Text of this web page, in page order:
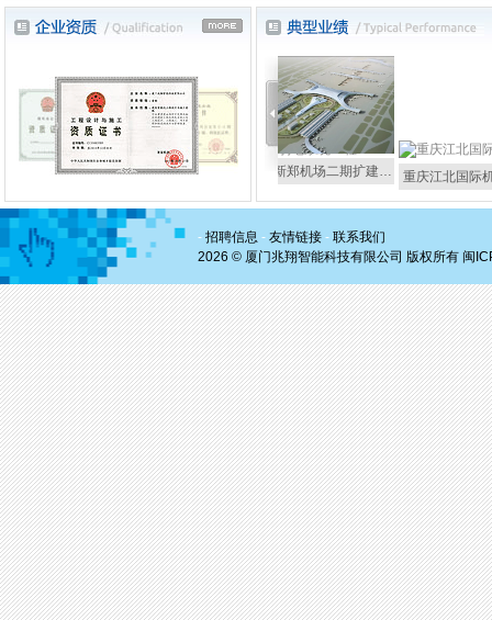
场二期… 成都天府国际机场货运… 郑州新郑机场二期扩建… 重庆江北国际机
- 招聘信息 - 友情链接 - 联系我们
2026 © 厦门兆翔智能科技有限公司 版权所有 闽